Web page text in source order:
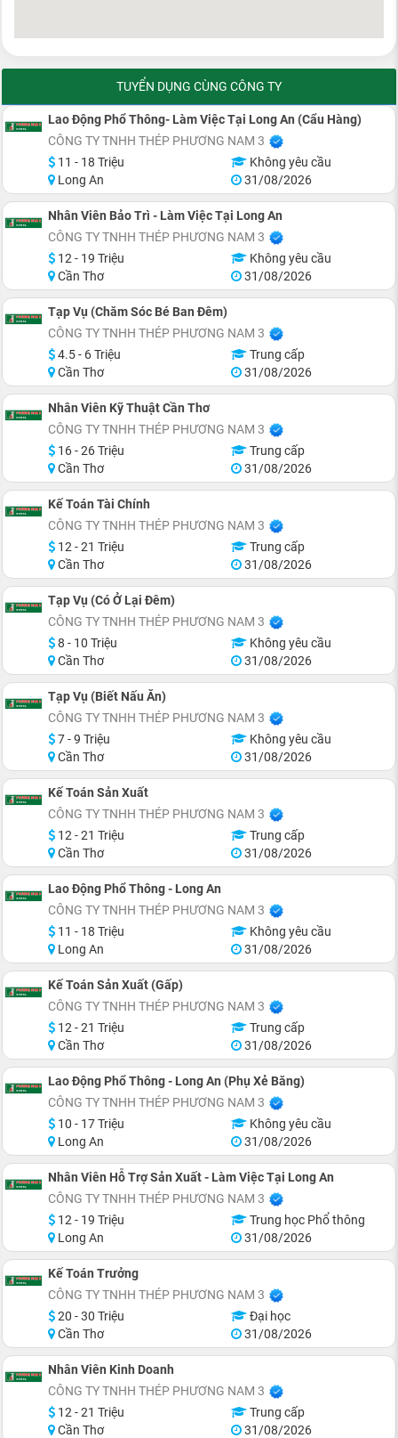
TUYỂN DỤNG CÙNG CÔNG TY
Lao Động Phổ Thông- Làm Việc Tại Long An (Cẩu Hàng)
CÔNG TY TNHH THÉP PHƯƠNG NAM 3
11 - 18 Triệu
Không yêu cầu
Long An
31/08/2026
Nhân Viên Bảo Trì - Làm Việc Tại Long An
CÔNG TY TNHH THÉP PHƯƠNG NAM 3
12 - 19 Triệu
Không yêu cầu
Cần Thơ
31/08/2026
Tạp Vụ (Chăm Sóc Bé Ban Đêm)
CÔNG TY TNHH THÉP PHƯƠNG NAM 3
4.5 - 6 Triệu
Trung cấp
Cần Thơ
31/08/2026
Nhân Viên Kỹ Thuật Cần Thơ
CÔNG TY TNHH THÉP PHƯƠNG NAM 3
16 - 26 Triệu
Trung cấp
Cần Thơ
31/08/2026
Kế Toán Tài Chính
CÔNG TY TNHH THÉP PHƯƠNG NAM 3
12 - 21 Triệu
Trung cấp
Cần Thơ
31/08/2026
Tạp Vụ (Có Ở Lại Đêm)
CÔNG TY TNHH THÉP PHƯƠNG NAM 3
8 - 10 Triệu
Không yêu cầu
Cần Thơ
31/08/2026
Tạp Vụ (Biết Nấu Ăn)
CÔNG TY TNHH THÉP PHƯƠNG NAM 3
7 - 9 Triệu
Không yêu cầu
Cần Thơ
31/08/2026
Kế Toán Sản Xuất
CÔNG TY TNHH THÉP PHƯƠNG NAM 3
12 - 21 Triệu
Trung cấp
Cần Thơ
31/08/2026
Lao Động Phổ Thông - Long An
CÔNG TY TNHH THÉP PHƯƠNG NAM 3
11 - 18 Triệu
Không yêu cầu
Long An
31/08/2026
Kế Toán Sản Xuất (Gấp)
CÔNG TY TNHH THÉP PHƯƠNG NAM 3
12 - 21 Triệu
Trung cấp
Cần Thơ
31/08/2026
Lao Động Phổ Thông - Long An (Phụ Xẻ Băng)
CÔNG TY TNHH THÉP PHƯƠNG NAM 3
10 - 17 Triệu
Không yêu cầu
Long An
31/08/2026
Nhân Viên Hỗ Trợ Sản Xuất - Làm Việc Tại Long An
CÔNG TY TNHH THÉP PHƯƠNG NAM 3
12 - 19 Triệu
Trung học Phổ thông
Long An
31/08/2026
Kế Toán Trưởng
CÔNG TY TNHH THÉP PHƯƠNG NAM 3
20 - 30 Triệu
Đại học
Cần Thơ
31/08/2026
Nhân Viên Kinh Doanh
CÔNG TY TNHH THÉP PHƯƠNG NAM 3
12 - 21 Triệu
Trung cấp
Cần Thơ
31/08/2026